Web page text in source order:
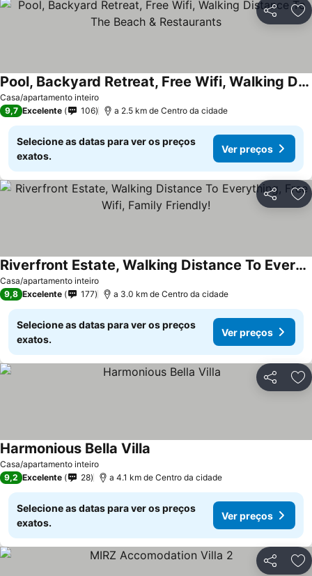
Partilhar
Casa/apartamento inteiro
Pool, Backyard Retreat, Free Wifi, Walking Distance To The Beach & Restaurants
Ver preços
9,7 Excelente 106 a 2.5 km de Centro da cidade
Selecione as datas para ver os preços
exatos.
Ver preços
Partilhar
Casa/apartamento inteiro
Riverfront Estate, Walking Distance To Everything, Free Wifi, Family Friendly!
Ver preços
9,8 Excelente 177 a 3.0 km de Centro da cidade
Selecione as datas para ver os preços
exatos.
Ver preços
Partilhar
Casa/apartamento inteiro
Harmonious Bella Villa
9,2 Excelente 28 a 4.1 km de Centro da cidade
Selecione as datas para ver os preços
exatos.
Ver preços
Partilhar